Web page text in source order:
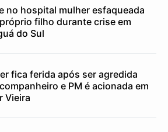
no hospital mulher esfaqueada
filho durante crise em
do Sul
fica ferida após ser agredida
e PM é acionada em
Vieira